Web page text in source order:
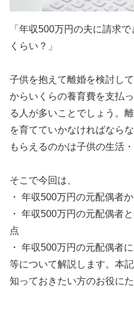
「年収500万円の夫に請求
くらい？」
子供を抱えて離婚を検討し
からいくらの養育費を支払
る人が多いことでしょう。
を育てていかなければなら
もらえるのかは子供の生活
そこで今回は、
・ 年収500万円の元配偶者
・ 年収500万円の元配偶者
点
・ 年収500万円の元配偶者
等について解説します。本
知っておきたい方のお役に